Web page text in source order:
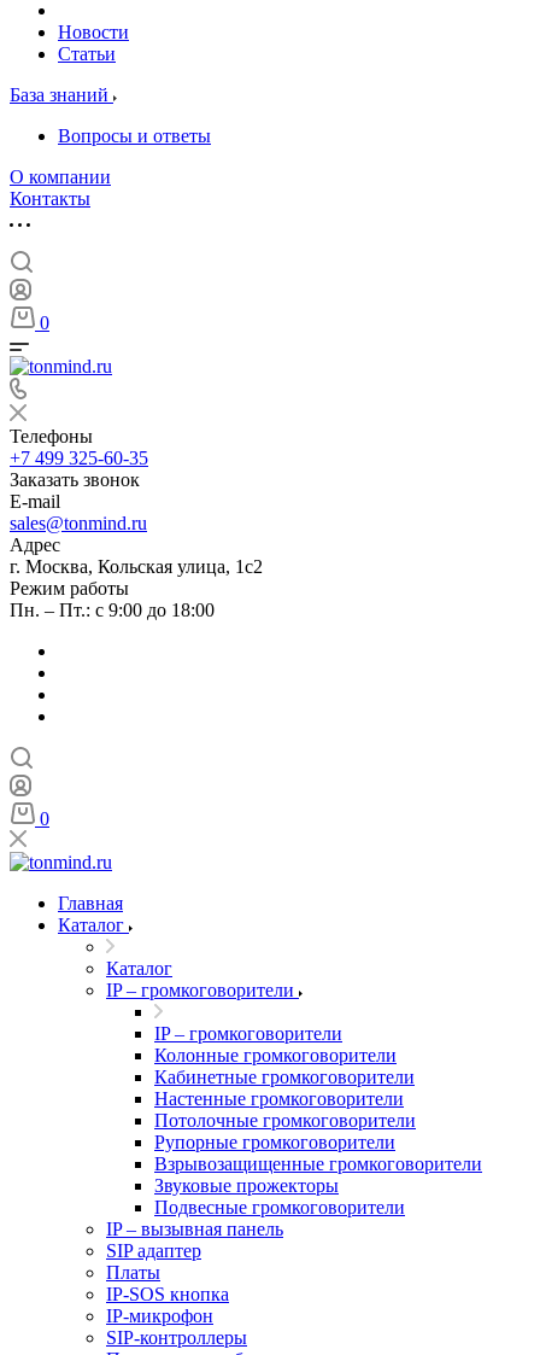
Новости
Статьи
База знаний
Вопросы и ответы
О компании
Контакты
0
Телефоны
+7 499 325-60-35
Заказать звонок
E-mail
sales@tonmind.ru
Адрес
г. Москва, Кольская улица, 1с2
Режим работы
Пн. – Пт.: с 9:00 до 18:00
0
Главная
Каталог
Каталог
IP – громкоговорители
IP – громкоговорители
Колонные громкоговорители
Кабинетные громкоговорители
Настенные громкоговорители
Потолочные громкоговорители
Рупорные громкоговорители
Взрывозащищенные громкоговорители
Звуковые прожекторы
Подвесные громкоговорители
IP – вызывная панель
SIP адаптер
Платы
IP-SOS кнопка
IP-микрофон
SIP-контроллеры